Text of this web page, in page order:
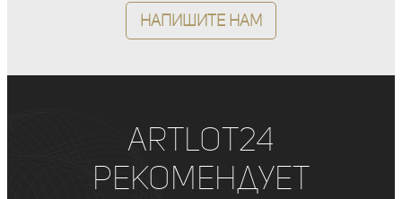
Напишите нам
ArtLot24
рекомендует